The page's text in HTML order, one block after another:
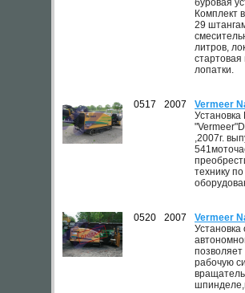
буровая
Комплект
29
литров,
стартовая
лопатки.
0517 2007
Vermeer
,2007г.
технику
0520 2007
Vermeer
Установка
рабочую